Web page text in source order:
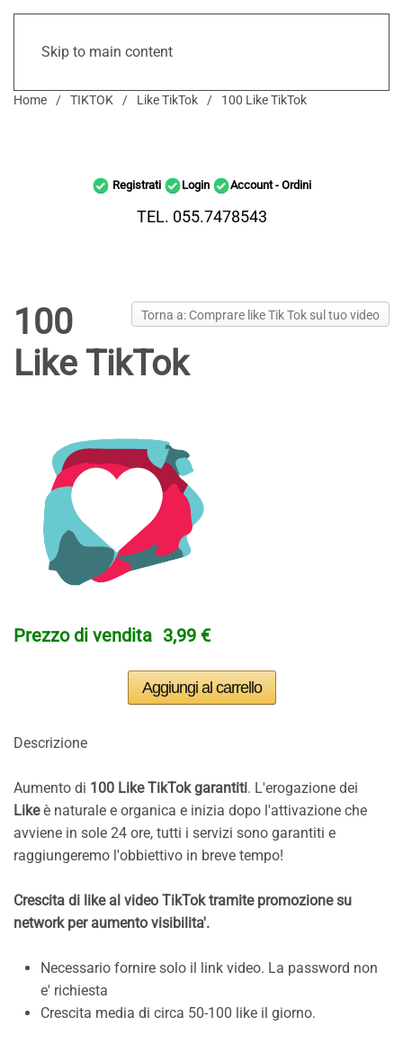
Skip to main content
Home TIKTOK Like TikTok 100 Like TikTok
Registrati Login Account - Ordini
TEL. 055.7478543
Torna a: Comprare like Tik Tok sul tuo video
100
Like TikTok
Prezzo di vendita 3,99 €
Descrizione
Aumento di 100 Like TikTok garantiti. L'erogazione dei
Likeè naturale e organica e inizia dopo l'attivazione che
avviene in sole 24 ore, tutti i servizi sono garantiti e
raggiungeremo l'obbiettivo in breve tempo!
Crescita di like al video TikTok tramite promozione su
network per aumento visibilita'.
Necessario fornire solo il link video. La password non
e' richiesta
Crescita media di circa 50-100 like il giorno.